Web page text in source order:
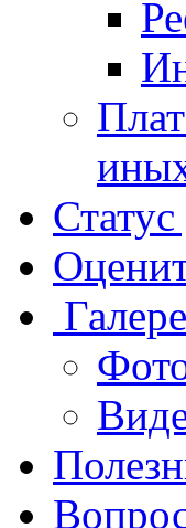
Статус